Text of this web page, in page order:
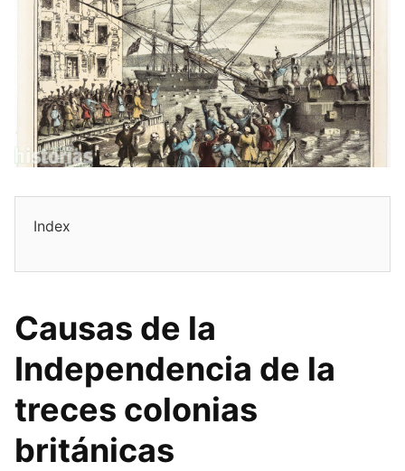
Index
Causas de la
Independencia de la
treces colonias
británicas